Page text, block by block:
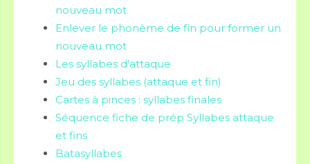
nouveau mot
Enlever le phonème de fin pour former un
nouveau mot
Les syllabes d'attaque
Jeu des syllabes (attaque et fin)
Cartes à pinces : syllabes finales
Séquence fiche de prép Syllabes attaque
et fins
Batasyllabes